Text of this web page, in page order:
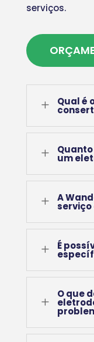
serviços.
L Qual é
L um
L A
serviço
L É
L
O que